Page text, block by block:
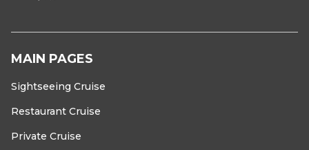
MAIN PAGES
Sightseeing Cruise
Restaurant Cruise
Private Cruise